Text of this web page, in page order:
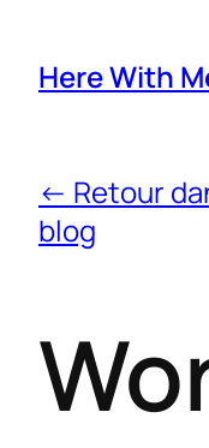
Here With
← Retour
blog